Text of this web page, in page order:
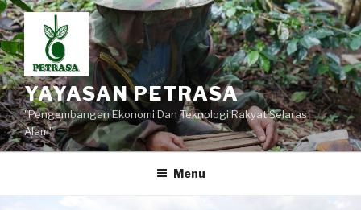
Lompat
ke
konten
YAYASAN PETRASA
"Pengembangan Ekonomi Dan Teknologi Rakyat Selaras
Alam"
Menu